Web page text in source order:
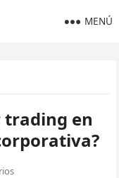
MENÚ
trading en